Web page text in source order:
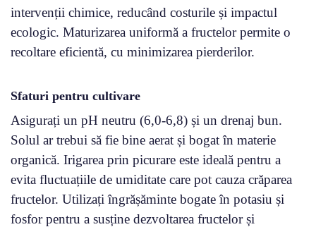
intervenții chimice, reducând costurile și impactul
ecologic. Maturizarea uniformă a fructelor permite o
recoltare eficientă, cu minimizarea pierderilor.
Sfaturi pentru cultivare
Asigurați un pH neutru (6,0-6,8) și un drenaj bun.
Solul ar trebui să fie bine aerat și bogat în materie
organică. Irigarea prin picurare este ideală pentru a
evita fluctuațiile de umiditate care pot cauza crăparea
fructelor. Utilizați îngrășăminte bogate în potasiu și
fosfor pentru a susține dezvoltarea fructelor și